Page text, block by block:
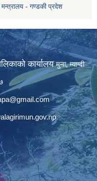
मन्त्रालय - गण्डकी प्रदेश
कार्यालयमुना, म्याग्दी